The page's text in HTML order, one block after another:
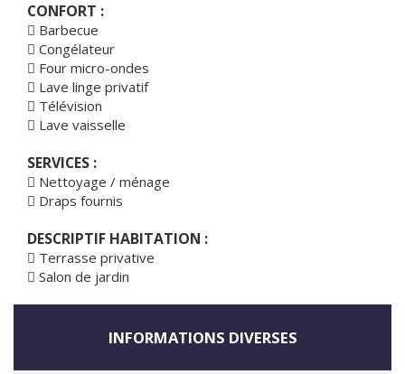
CONFORT :
Barbecue
Congélateur
Four micro-ondes
Lave linge privatif
Télévision
Lave vaisselle
SERVICES :
Nettoyage / ménage
Draps fournis
DESCRIPTIF HABITATION :
Terrasse privative
Salon de jardin
INFORMATIONS DIVERSES